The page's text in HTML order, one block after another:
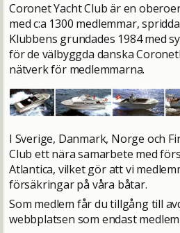
Coronet Yacht Club är en
med c:a 1300 medlemmar,
Klubbens grundades 1984 med
för de välbyggda danska
nätverk för medlemmarna.
I Sverige, Danmark, Norge och
Club ett nära samarbete med
Atlantica, vilket gör att vi
försäkringar på våra båtar.
Som medlem får du tillgång till
webbplatsen som endast